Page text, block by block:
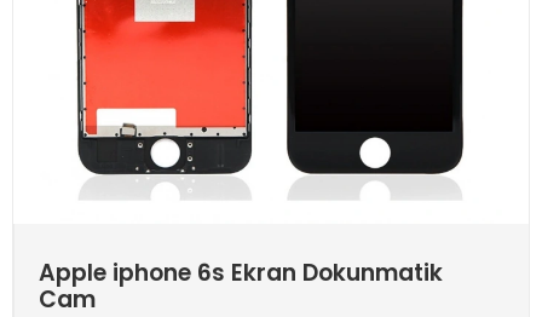
Apple iphone 6s Ekran Dokunmatik
Cam